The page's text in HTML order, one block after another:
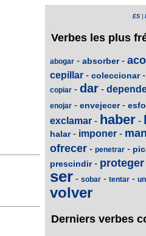
ES
Verbes les plus
abogar - absorber-
cepillar - coleccionar-
copiar - dar -
enojar - envejecer-
exclamar - haber -
halar- imponer -
ofrecer - penetrar -
prescindir- proteger
ser - sobar - tentar -
volver
Derniers verbes